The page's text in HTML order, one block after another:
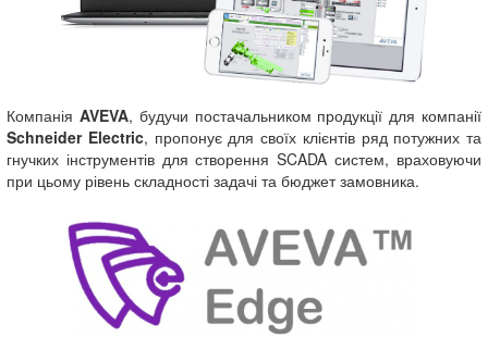
Компанія AVEVA, будучи постачальником продукції для компанії
Schneider Electric, пропонує для своїх клієнтів ряд потужних та
гнучких інструментів для створення SCADA систем, враховуючи
при цьому рівень складності задачі та бюджет замовника.